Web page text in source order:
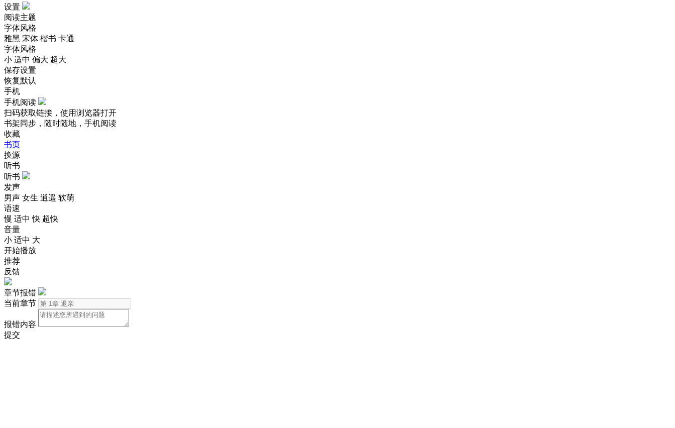
设置
阅读主题
字体风格
雅黑 宋体 楷书 卡通
字体风格
小 适中 偏大 超大
保存设置
恢复默认
手机
手机阅读
扫码获取链接，使用浏览器打开
书架同步，随时随地，手机阅读
收藏
书页
换源
听书
听书
发声
男声 女生 逍遥 软萌
语速
慢 适中 快 超快
音量
小 适中 大
开始播放
推荐
反馈
章节报错
当前章节
报错内容
提交